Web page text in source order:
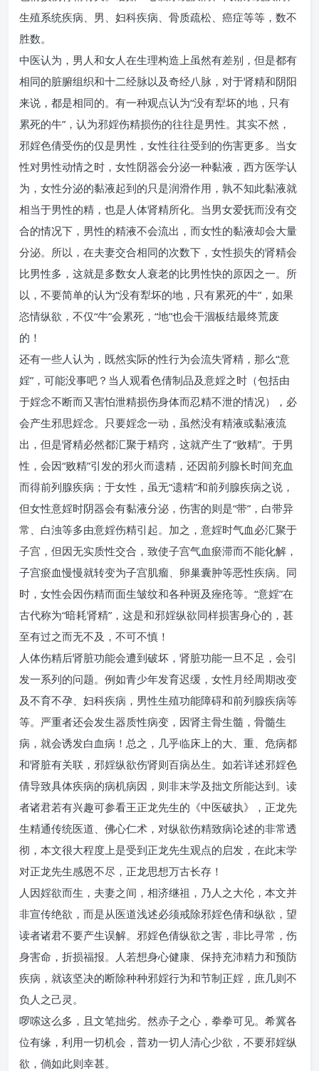
生殖系统疾病、男、妇科疾病、骨质疏松、癌症等等，数不
胜数。
中医认为，男人和女人在生理构造上虽然有差别，但是都有
相同的脏腑组织和十二经脉以及奇经八脉，对于肾精和阴阳
来说，都是相同的。有一种观点认为“没有犁坏的地，只有
累死的牛”，认为邪婬伤精损伤的往往是男性。其实不然，
邪婬色倩受伤的仅是男性，女性往往受到的伤害更多。当女
性对男性动情之时，女性阴器会分泌一种黏液，西方医学认
为，女性分泌的黏液起到的只是润滑作用，孰不知此黏液就
相当于男性的精，也是人体肾精所化。当男女爱抚而没有交
合的情况下，男性的精液不会流出，而女性的黏液却会大量
分泌。所以，在夫妻交合相同的次数下，女性损失的肾精会
比男性多，这就是多数女人衰老的比男性快的原因之一。所
以，不要简单的认为“没有犁坏的地，只有累死的牛”，如果
恣情纵欲，不仅“牛”会累死，“地”也会干涸板结最终荒废
的！
还有一些人认为，既然实际的性行为会流失肾精，那么“意
婬”，可能没事吧？当人观看色倩制品及意婬之时（包括由
于婬念不断而又害怕泄精损伤身体而忍精不泄的情况），必
会产生邪思婬念。只要婬念一动，虽然没有精液或黏液流
出，但是肾精必然都汇聚于精窍，这就产生了“败精”。于男
性，会因“败精”引发的邪火而遗精，还因前列腺长时间充血
而得前列腺疾病；于女性，虽无“遗精”和前列腺疾病之说，
但女性意婬时阴器会有黏液分泌，伤害的则是“带”，白带异
常、白浊等多由意婬伤精引起。加之，意婬时气血必汇聚于
子宫，但因无实质性交合，致使子宫气血瘀滞而不能化解，
子宫瘀血慢慢就转变为子宫肌瘤、卵巢囊肿等恶性疾病。同
时，女性会因伤精而面生皱纹和各种斑及痤疮等。“意婬”在
古代称为“暗耗肾精”，这是和邪婬纵欲同样损害身心的，甚
至有过之而无不及，不可不慎！
人体伤精后肾脏功能会遭到破坏，肾脏功能一旦不足，会引
发一系列的问题。例如青少年发育迟缓，女性月经周期改变
及不育不孕、妇科疾病，男性生殖功能障碍和前列腺疾病等
等。严重者还会发生器质性病变，因肾主骨生髓，骨髓生
病，就会诱发白血病！总之，几乎临床上的大、重、危病都
和肾脏有关联，邪婬纵欲伤肾则百病丛生。如若详述邪婬色
倩导致具体疾病的病机病因，则非末学及拙文所能达到。读
者诸君若有兴趣可参看王正龙先生的《中医破执》，正龙先
生精通传统医道、佛心仁术，对纵欲伤精致病论述的非常透
彻，本文很大程度上是受到正龙先生观点的启发，在此末学
对正龙先生感恩不尽，正龙思想万古长存！
人因婬欲而生，夫妻之间，相济继祖，乃人之大伦，本文并
非宣传绝欲，而是从医道浅述必须戒除邪婬色倩和纵欲，望
读者诸君不要产生误解。邪婬色倩纵欲之害，非比寻常，伤
身害命，折损福报。人若想身心健康、保持充沛精力和预防
疾病，就该坚决的断除种种邪婬行为和节制正婬，庶几则不
负人之己灵。
啰嗦这么多，且文笔拙劣。然赤子之心，拳拳可见。希冀各
位有缘，利用一切机会，普劝一切人清心少欲，不要邪婬纵
欲，倘如此则幸甚。